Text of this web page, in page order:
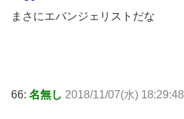
まさにエバンジェリストだな
66: 名無し 2018/11/07(水)